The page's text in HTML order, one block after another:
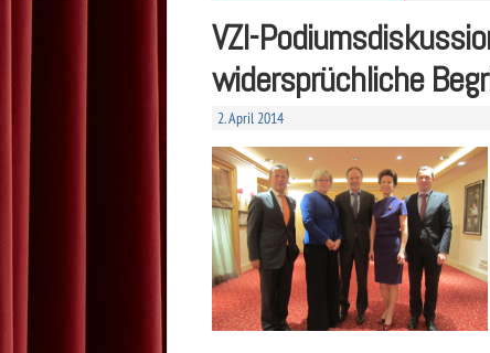
VZI-
widersprüchliche
2. April 2014